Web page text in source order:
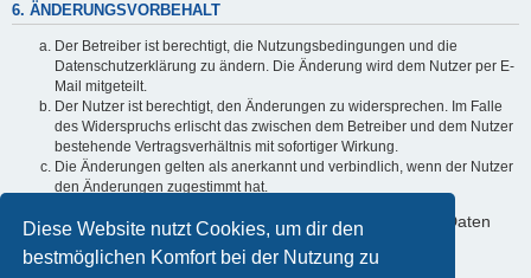
Diese Website nutzt Cookies, um dir den
bestmöglichen Komfort bei der Nutzung zu
6. ÄNDERUNGSVORBEHALT
Der Betreiber ist berechtigt, die Nutzungsbedingungen und die
Datenschutzerklärung zu ändern. Die Änderung wird dem Nutzer per E-
Mail mitgeteilt.
Der Nutzer ist berechtigt, den Änderungen zu widersprechen. Im Falle
des Widerspruchs erlischt das zwischen dem Betreiber und dem Nutzer
bestehende Vertragsverhältnis mit sofortiger Wirkung.
Die Änderungen gelten als anerkannt und verbindlich, wenn der Nutzer
den Änderungen zugestimmt hat.
Informationen über den Umgang mit deinen persönlichen Daten
sind in der Datenschutzerklärung enthalten.